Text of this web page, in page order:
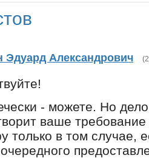
Эдуард Александрович (
- можете. Но
ваше
только в том случае,